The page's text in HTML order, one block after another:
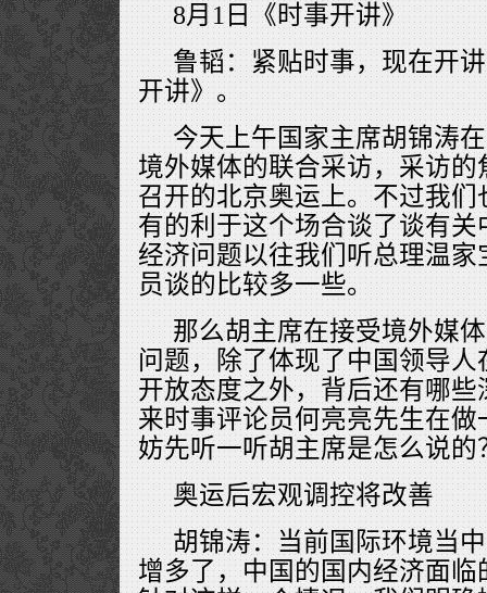
8月1日《时事开讲》
鲁韬：紧贴时事，现在开
开讲》。
今天上午国家主席胡锦涛
境外媒体的联合采访，采访
召开的北京奥运上。不过我
有的利于这个场合谈了谈有
经济问题以往我们听总理温
员谈的比较多一些。
那么胡主席在接受境外媒
问题，除了体现了中国领导
开放态度之外，背后还有哪
来时事评论员何亮亮先生在
妨先听一听胡主席是怎么说的
奥运后宏观调控将改善
胡锦涛：当前国际环境当
增多了，中国的国内经济面